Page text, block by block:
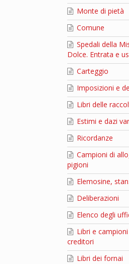
Monte di pietà
Comune
Spedali della
Dolce. Entrata e
Carteggio
Imposizioni e
Libri delle
Estimi e dazi
Ricordanze
Campioni di
pigioni
Elemosine,
Deliberazioni
Elenco degli
Libri e
creditori
Libri dei fornai